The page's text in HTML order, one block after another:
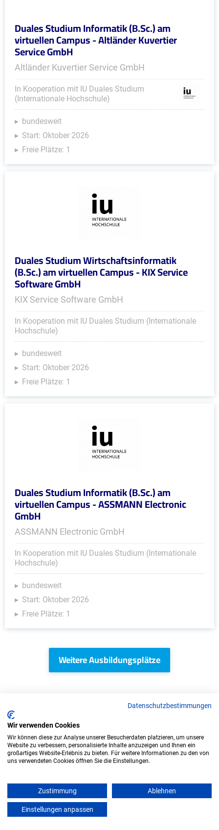
Duales Studium Informatik (B.Sc.) am
virtuellen Campus - Altländer Kuvertier
Service GmbH
Altländer Kuvertier Service GmbH
In Kooperation mit IU Duales Studium
(Internationale Hochschule)
bundesweit
Start: Oktober 2026
Freie Plätze: 1
Duales Studium Wirtschaftsinformatik
(B.Sc.) am virtuellen Campus - KIX Service
Software GmbH
KIX Service Software GmbH
In Kooperation mit IU Duales Studium (Internationale
Hochschule)
bundesweit
Start: Oktober 2026
Freie Plätze: 1
Duales Studium Informatik (B.Sc.) am
virtuellen Campus - ASSMANN Electronic
GmbH
ASSMANN Electronic GmbH
In Kooperation mit IU Duales Studium (Internationale
Hochschule)
bundesweit
Start: Oktober 2026
Freie Plätze: 1
Weitere Ausbildungsplätze
KFZ - Ausbildungsplätze
Datenschutzbestimmungen
Wir verwenden Cookies
Wir können diese zur Analyse unserer Besucherdaten platzieren, um unsere
Website zu verbessern, personalisierte Inhalte anzuzeigen und Ihnen ein
großartiges Website-Erlebnis zu bieten. Für weitere Informationen zu den von
uns verwendeten Cookies öffnen Sie die Einstellungen.
Zustimmung Ablehnen
Einstellungen anpassen